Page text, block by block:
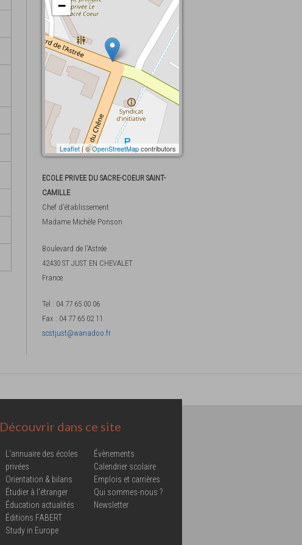
−
Leaflet| ©OpenStreetMapcontributors
ECOLE PRIVEE DU SACRE-COEUR SAINT-
CAMILLE
Chef d'établissement
Madame Michèle Ponson
Boulevard de l'Astrée
42430 ST JUST EN CHEVALET
France
Tel : 04 77 65 00 06
Fax : 04 77 65 02 11
scstjust@wanadoo.fr
Découvrir dans ce site
L'annuaire des écoles
privées
Orientation & bilans
Étudier à l'étranger
Éducation actualités
Éditions FABERT
Study in Europe
Évènements
Calendrier scolaire
Emplois et carrières
Qui sommes-nous ?
Newsletter